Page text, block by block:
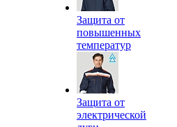
Защита от
повышенных
температур
Защита от
электрической